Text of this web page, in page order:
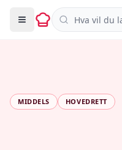
Søk i oppskrifter
MIDDELS HOVEDRETT